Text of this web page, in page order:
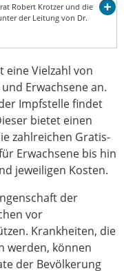
Robert Krotzer und die
der Leitung von Dr.
eine Vielzahl von
Erwachsene an.
Impfstelle findet
bietet einen
zahlreichen Gratis-
Erwachsene bis hin
jeweiligen Kosten.
der
vor
Krankheiten, die
werden, können
der Bevölkerung